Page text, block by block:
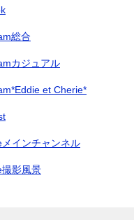
総合
カジュアル
et Cherie*
インチャンネル
影風景